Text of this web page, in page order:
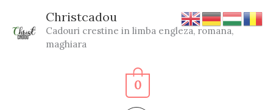
content
Christcadou
Cadouri crestine in limba engleza, romana,
maghiara
0